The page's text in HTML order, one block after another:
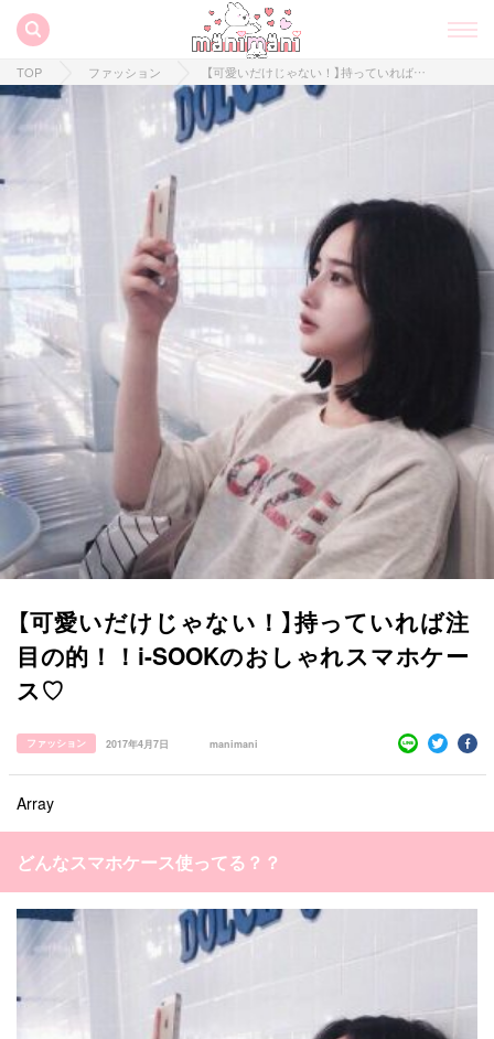
カテゴリー一覧
タグ一覧
キュレーター一覧
韓国 オルチャン 韓国コスメ
k-pop コスメ
トレンド
オルチャンメイク アイドル
TOP ファッション 【可愛いだけじゃない！】持っていれば注目の的！！i-SOOKのおしゃれスマホケース♡
【可愛いだけじゃない！】持っていれば注
目の的！！i-SOOKのおしゃれスマホケー
ス♡
ファッション 2017年4月7日 manimani
Array
どんなスマホケース使ってる？？